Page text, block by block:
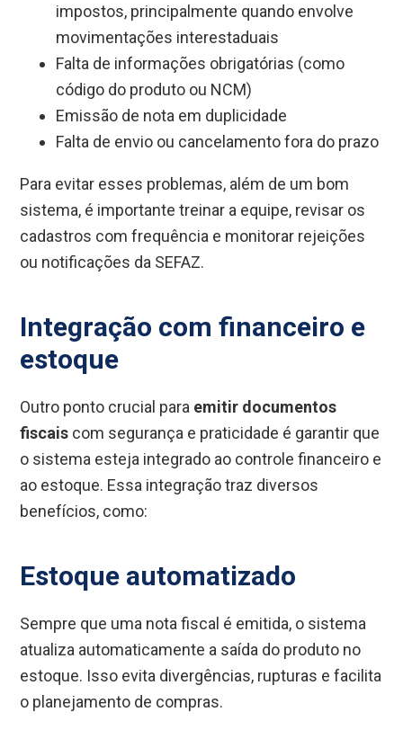
impostos, principalmente quando envolve
movimentações interestaduais
Falta de informações obrigatórias (como
código do produto ou NCM)
Emissão de nota em duplicidade
Falta de envio ou cancelamento fora do prazo
Para evitar esses problemas, além de um bom
sistema, é importante treinar a equipe, revisar os
cadastros com frequência e monitorar rejeições
ou notificações da SEFAZ.
Integração com financeiro e
estoque
Outro ponto crucial para emitir documentos
fiscais com segurança e praticidade é garantir que
o sistema esteja integrado ao controle financeiro e
ao estoque. Essa integração traz diversos
benefícios, como:
Estoque automatizado
Sempre que uma nota fiscal é emitida, o sistema
atualiza automaticamente a saída do produto no
estoque. Isso evita divergências, rupturas e facilita
o planejamento de compras.